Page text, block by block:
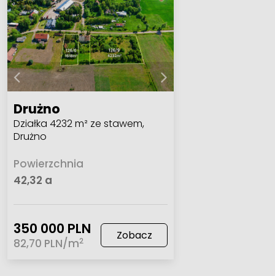
Drużno
Działka 4232 m² ze stawem,
Drużno
Powierzchnia
42,32 a
350 000 PLN
82,70 PLN/m2 Zobacz